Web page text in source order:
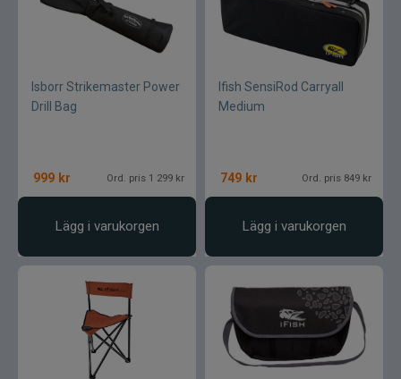
Isborr Strikemaster Power
Drill Bag
999 kr Ord. pris 1 299 kr
Lägg i varukorgen
Ifish SensiRod Carryall
Medium
749 kr Ord. pris 849 kr
Lägg i varukorgen